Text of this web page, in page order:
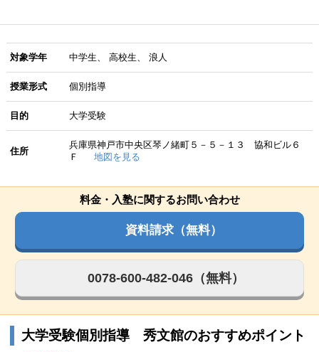
対象学年 中学生 高校生 浪人
授業形式 個別指導
目的 大学受験
住所
兵庫県神戸市中央区琴ノ緒町５－５－１３ 協和ビル６
Ｆ
地図を見る
料金・入塾に関するお問い合わせ
資料請求（無料）
0078-600-482-046（無料）
大学受験個別指導 秀文館のおすすめポイント